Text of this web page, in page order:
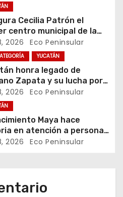
Cecilia Patrón el
centro municipal de la
en la historia de
2026 Eco Peninsular
YUCATÁN
honra legado de
Zapata y su lucha por
social
2026 Eco Peninsular
Maya hace
en atención a personas
2026 Eco Peninsular